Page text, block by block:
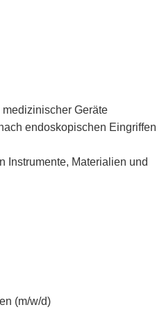
Geräte
endoskopischen Eingriffen
Instrumente, Materialien und
(m/w/d)